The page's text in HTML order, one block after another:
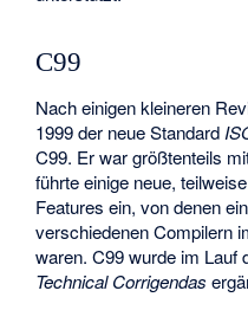
C99
Nach einigen kleineren
1999 der neue Standard
C99. Er war größtenteils
führte einige neue,
Features ein, von denen
verschiedenen Compilern
waren. C99 wurde im Lauf
Technical Corrigendas